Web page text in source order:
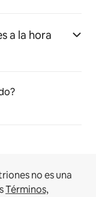
a la hora
no es una
Términos,